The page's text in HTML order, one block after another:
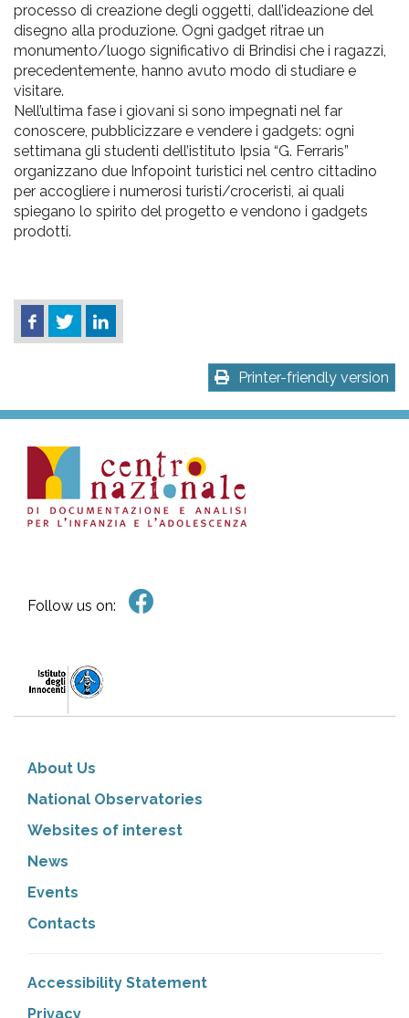
processo di creazione degli oggetti, dall’ideazione del
disegno alla produzione. Ogni gadget ritrae un
monumento/luogo significativo di Brindisi che i ragazzi,
precedentemente, hanno avuto modo di studiare e
visitare.
Nell’ultima fase i giovani si sono impegnati nel far
conoscere, pubblicizzare e vendere i gadgets: ogni
settimana gli studenti dell’istituto Ipsia “G. Ferraris”
organizzano due Infopoint turistici nel centro cittadino
per accogliere i numerosi turisti/croceristi, ai quali
spiegano lo spirito del progetto e vendono i gadgets
prodotti.
Printer-friendly version
Follow us on:
About Us
National Observatories
Websites of interest
News
Events
Contacts
Accessibility Statement
Privacy